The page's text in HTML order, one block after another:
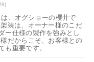
、オグショーの櫻井で
装は、オーナー様のこだ
ー仕様の製作を強みとし
だからこそ、お客様との
も重要です。